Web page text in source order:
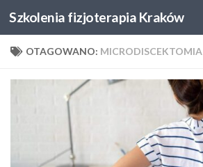
Skip to content
Szkolenia fizjoterapia Kraków
OTAGOWANO: MICRODISCEKTOMIA